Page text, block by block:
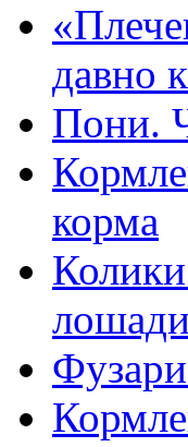
давно
Пони.
корма